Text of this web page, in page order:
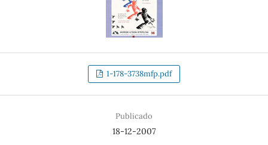
1-178-3738mfp.pdf
Publicado
18-12-2007